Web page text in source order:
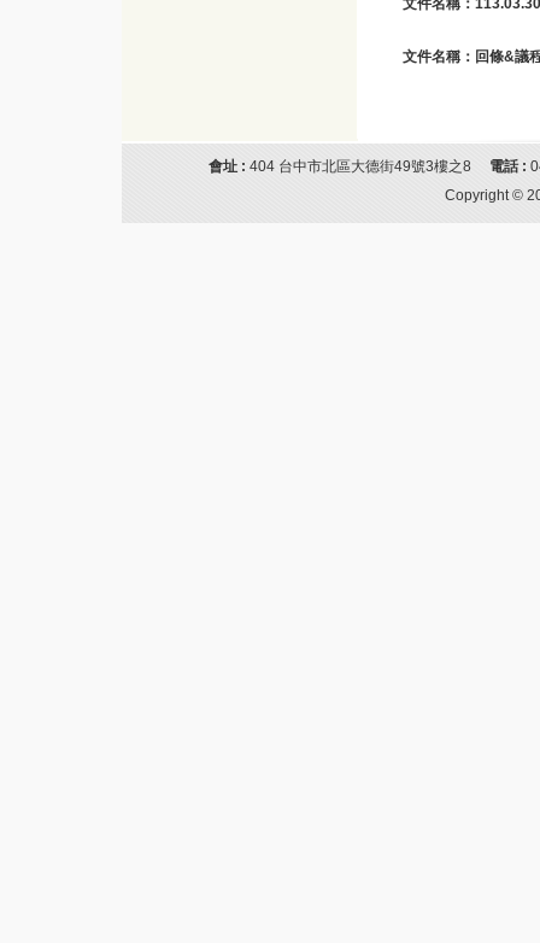
文件名稱：
文件名稱：回條&議
會址 : 404 台中市北區大德街49號3樓之8 電話 :
Copyright ©